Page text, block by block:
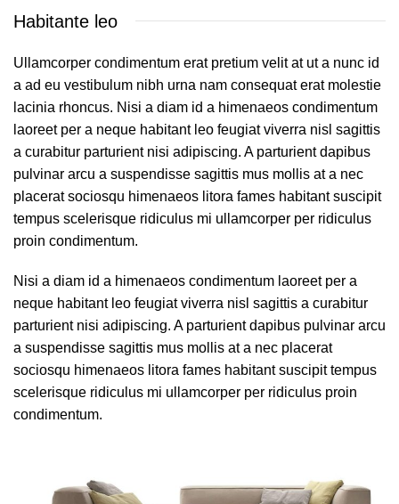
Habitante leo
Ullamcorper condimentum erat pretium velit at ut a nunc id
a ad eu vestibulum nibh urna nam consequat erat molestie
lacinia rhoncus. Nisi a diam id a himenaeos condimentum
laoreet per a neque habitant leo feugiat viverra nisl sagittis
a curabitur parturient nisi adipiscing. A parturient dapibus
pulvinar arcu a suspendisse sagittis mus mollis at a nec
placerat sociosqu himenaeos litora fames habitant suscipit
tempus scelerisque ridiculus mi ullamcorper per ridiculus
proin condimentum.
Nisi a diam id a himenaeos condimentum laoreet per a
neque habitant leo feugiat viverra nisl sagittis a curabitur
parturient nisi adipiscing. A parturient dapibus pulvinar arcu
a suspendisse sagittis mus mollis at a nec placerat
sociosqu himenaeos litora fames habitant suscipit tempus
scelerisque ridiculus mi ullamcorper per ridiculus proin
condimentum.